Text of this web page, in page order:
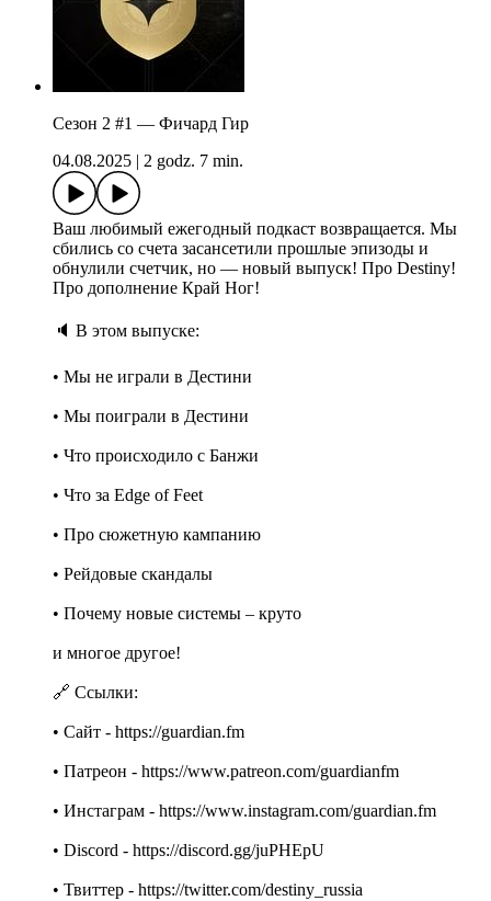
Сезон 2 #1 — Фичард Гир
04.08.2025
2 godz. 7 min.
Ваш любимый ежегодный подкаст возвращается. Мы
сбились со счета засансетили прошлые эпизоды и
обнулили счетчик, но — новый выпуск! Про Destiny!
Про дополнение Край Ног!
🔈 В этом выпуске:
• Мы не играли в Дестини
• Мы поиграли в Дестини
• Что происходило с Банжи
• Что за Edge of Feet
• Про сюжетную кампанию
• Рейдовые скандалы
• Почему новые системы – круто
и многое другое!
🔗 Ссылки:
• Cайт - https://guardian.fm
• Патреон - https://www.patreon.com/guardianfm
• Инстаграм - https://www.instagram.com/guardian.fm
• Discord - https://discord.gg/juPHEpU
• Твиттер - https://twitter.com/destiny_russia